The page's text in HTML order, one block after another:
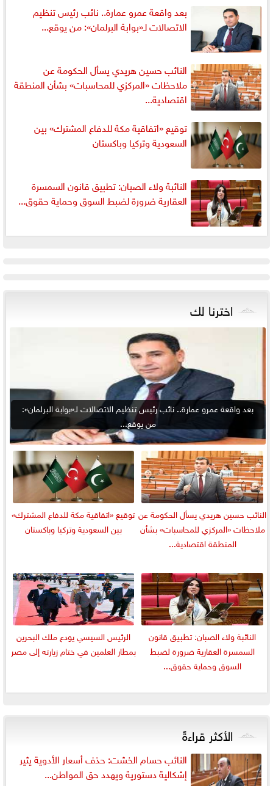
بعد واقعة عمرو عمارة.. نائب رئيس تنظيم
الاتصالات لـ«بوابة البرلمان»: من يوقع...
النائب حسين هريدي يسأل الحكومة عن
ملاحظات «المركزي للمحاسبات» بشأن المنطقة
اقتصادية...
توقيع «اتفاقية مكة للدفاع المشترك» بين
السعودية وتركيا وباكستان
النائبة ولاء الصبان: تطبيق قانون السمسرة
العقارية ضرورة لضبط السوق وحماية حقوق...
اخترنا لك
بعد واقعة عمرو عمارة.. نائب رئيس تنظيم الاتصالات لـ«بوابة البرلمان»:
من يوقع...
النائب حسين هريدي يسأل الحكومة عن
ملاحظات «المركزي للمحاسبات» بشأن
المنطقة اقتصادية...
توقيع «اتفاقية مكة للدفاع المشترك»
بين السعودية وتركيا وباكستان
النائبة ولاء الصبان: تطبيق قانون
السمسرة العقارية ضرورة لضبط
السوق وحماية حقوق...
الرئيس السيسي يودع ملك البحرين
بمطار العلمين في ختام زيارته إلى مصر
الأكثر قراءةً
النائب حسام الخشت: حذف أسعار الأدوية يثير
إشكالية دستورية ويهدد حق المواطن...